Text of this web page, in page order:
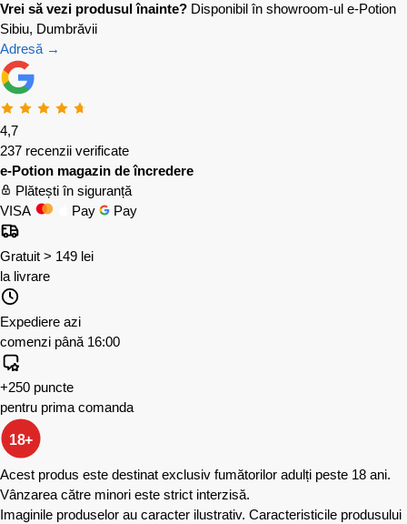
Vrei să vezi produsul înainte? Disponibil în showroom-ul e-Potion
Sibiu, Dumbrăvii
Adresă →
4,7
237 recenzii verificate
e-Potion magazin de încredere
Plătești în siguranță
VISA
Pay Pay
Gratuit > 149 lei
la livrare
Expediere azi
comenzi până 16:00
+250 puncte
pentru prima comanda
18+
Acest produs este destinat exclusiv fumătorilor adulți peste 18 ani.
Vânzarea către minori este strict interzisă.
Imaginile produselor au caracter ilustrativ. Caracteristicile produsului